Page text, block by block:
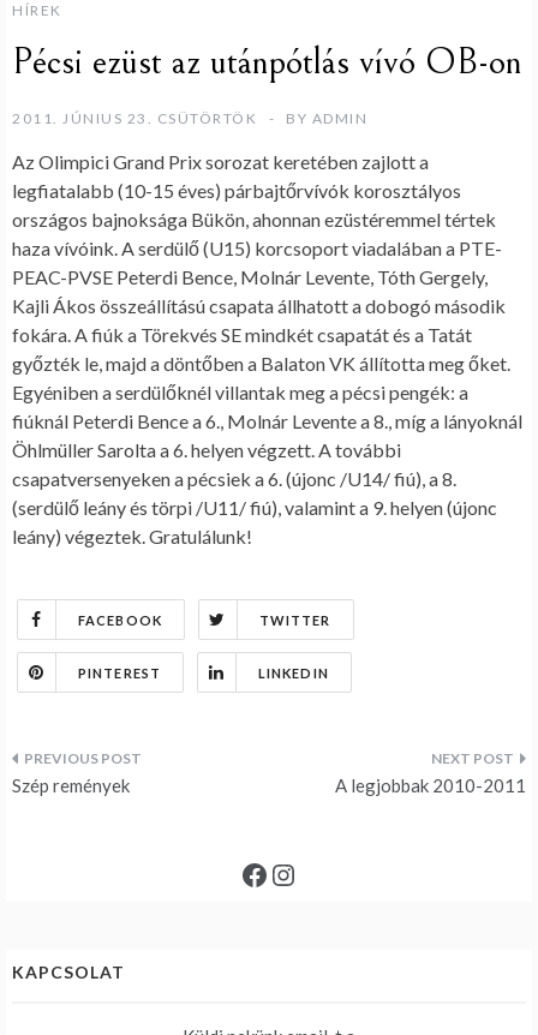
HÍREK
Pécsi ezüst az utánpótlás vívó OB-on
2011. JÚNIUS 23. CSÜTÖRTÖK BY ADMIN
Az Olimpici Grand Prix sorozat keretében zajlott a
legfiatalabb (10-15 éves) párbajtőrvívók korosztályos
országos bajnoksága Bükön, ahonnan ezüstéremmel tértek
haza vívóink. A serdülő (U15) korcsoport viadalában a PTE-
PEAC-PVSE Peterdi Bence, Molnár Levente, Tóth Gergely,
Kajli Ákos összeállítású csapata állhatott a dobogó második
fokára. A fiúk a Törekvés SE mindkét csapatát és a Tatát
győzték le, majd a döntőben a Balaton VK állította meg őket.
Egyéniben a serdülőknél villantak meg a pécsi pengék: a
fiúknál Peterdi Bence a 6., Molnár Levente a 8., míg a lányoknál
Öhlmüller Sarolta a 6. helyen végzett. A további
csapatversenyeken a pécsiek a 6. (újonc /U14/ fiú), a 8.
(serdülő leány és törpi /U11/ fiú), valamint a 9. helyen (újonc
leány) végeztek. Gratulálunk!
FACEBOOK TWITTER
PINTEREST LINKEDIN
Bejegyzés
Szép remények A legjobbak 2010-2011
Facebook
Instagram
KAPCSOLAT